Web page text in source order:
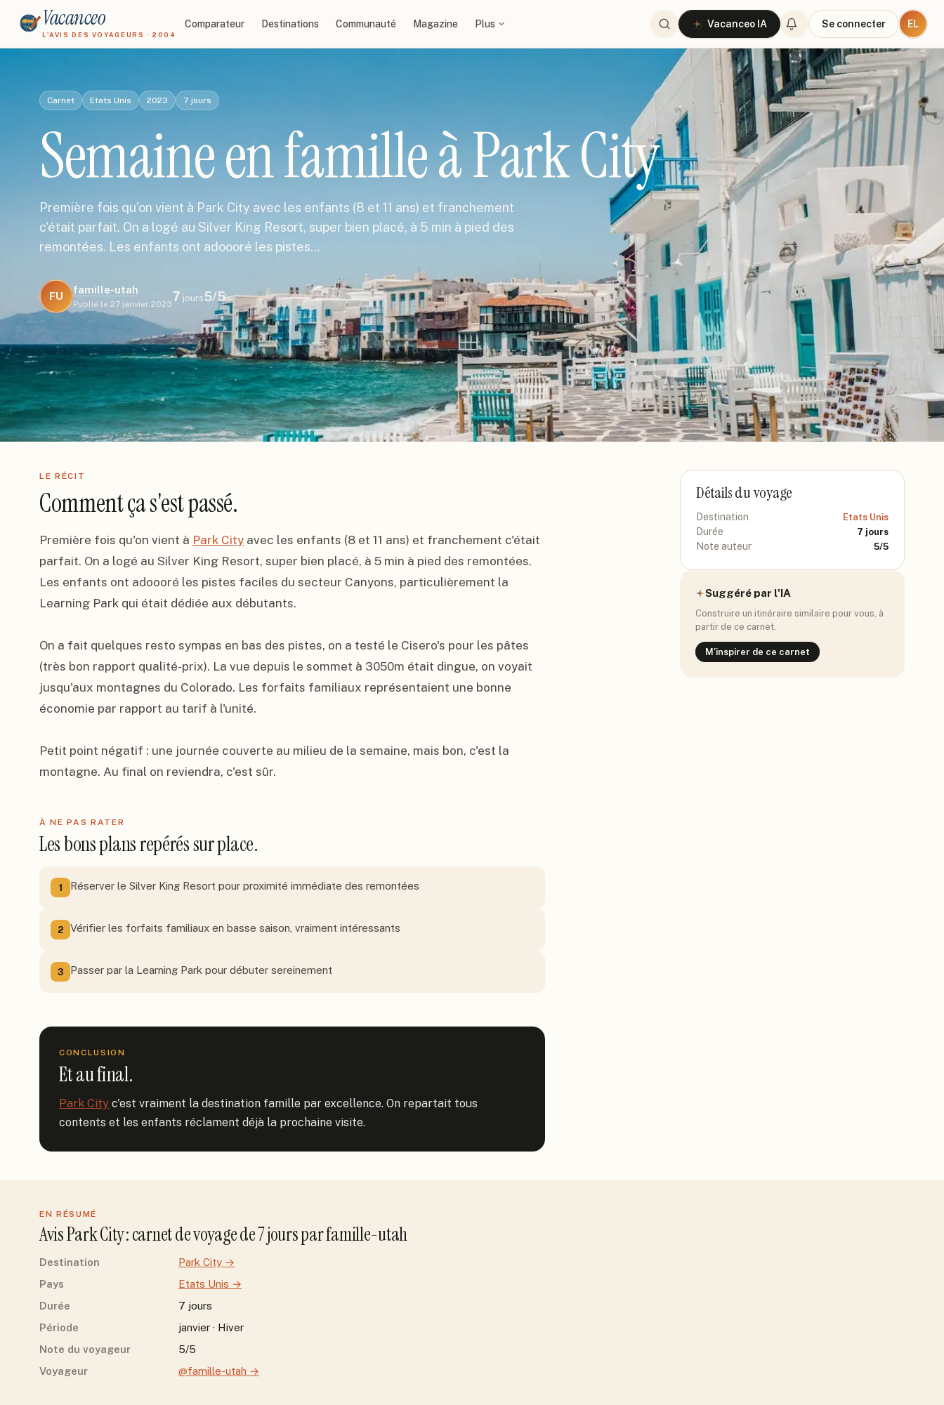
Vacanceo
L'AVIS DES VOYAGEURS · 2004
Comparateur Destinations Communauté Magazine Plus Vacanceo IA Se connecter EL
Carnet Etats Unis 2023 7 jours
Semaine en famille à Park City
Première fois qu'on vient à Park City avec les enfants (8 et 11 ans) et franchement
c'était parfait. On a logé au Silver King Resort, super bien placé, à 5 min à pied des
remontées. Les enfants ont adoooré les pistes…
FU
famille-utah
Publié le 27 janvier 2023
7 jours5/5
LE RÉCIT
Comment ça s'est passé.
Première fois qu'on vient à Park City avec les enfants (8 et 11 ans) et franchement c'était
parfait. On a logé au Silver King Resort, super bien placé, à 5 min à pied des remontées.
Les enfants ont adoooré les pistes faciles du secteur Canyons, particulièrement la
Learning Park qui était dédiée aux débutants.
On a fait quelques resto sympas en bas des pistes, on a testé le Cisero's pour les pâtes
(très bon rapport qualité-prix). La vue depuis le sommet à 3050m était dingue, on voyait
jusqu'aux montagnes du Colorado. Les forfaits familiaux représentaient une bonne
économie par rapport au tarif à l'unité.
Petit point négatif : une journée couverte au milieu de la semaine, mais bon, c'est la
montagne. Au final on reviendra, c'est sûr.
À NE PAS RATER
Les bons plans repérés sur place.
1 Réserver le Silver King Resort pour proximité immédiate des remontées
2 Vérifier les forfaits familiaux en basse saison, vraiment intéressants
3 Passer par la Learning Park pour débuter sereinement
CONCLUSION
Et au final.
Park City c'est vraiment la destination famille par excellence. On repartait tous
contents et les enfants réclament déjà la prochaine visite.
Détails du voyage
Destination Etats Unis
Durée 7 jours
Note auteur 5/5
Suggéré par l'IA
Construire un itinéraire similaire pour vous, à
partir de ce carnet.
M'inspirer de ce carnet
EN RÉSUMÉ
AvisPark City: carnet de voyage de7joursparfamille-utah
Destination Park City →
Pays
Etats Unis →
Durée
7 jours
Période
janvier · Hiver
Note du voyageur
5/5
Voyageur
@famille-utah →